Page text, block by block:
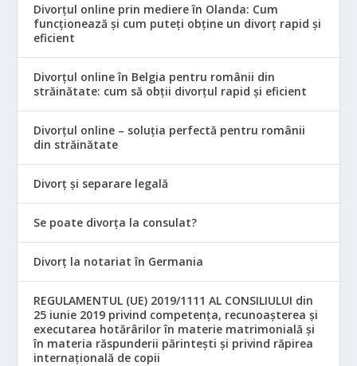
Divorțul online prin mediere în Olanda: Cum
funcționează și cum puteți obține un divorț rapid și
eficient
Divorțul online în Belgia pentru românii din
străinătate: cum să obții divorțul rapid și eficient
Divorțul online – soluția perfectă pentru românii
din străinătate
Divorț și separare legală
Se poate divorța la consulat?
Divorț la notariat în Germania
REGULAMENTUL (UE) 2019/1111 AL CONSILIULUI din
25 iunie 2019 privind competența, recunoașterea și
executarea hotărârilor în materie matrimonială și
în materia răspunderii părintești și privind răpirea
internațională de copii